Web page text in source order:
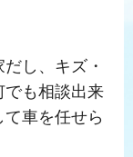
し、キズ・
でも相談出来
車を任せら